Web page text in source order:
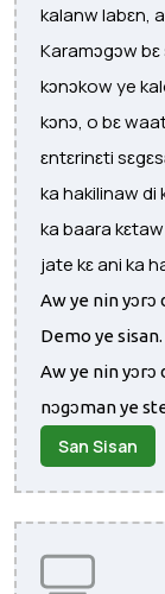
kalanw labɛn,
Karamɔgɔw
kɔnɔkow ye
kɔnɔ, o bɛ
ɛntɛrinɛti
ka hakilinaw di
ka baara
jate kɛ ani ka
Aw ye nin yɔrɔ
Demo ye sisan.
Aw ye nin yɔrɔ
nɔgɔman ye
San Sisan